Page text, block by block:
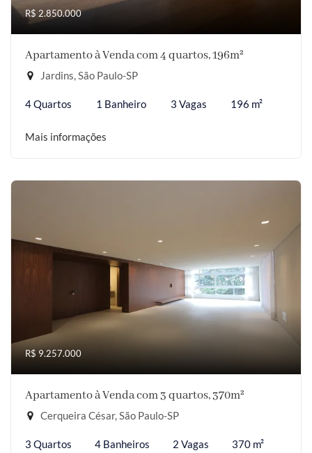
R$ 2.850.000
Apartamento à Venda com 4 quartos, 196m²
Jardins, São Paulo-SP
4 Quartos 1 Banheiro 3 Vagas 196 m²
Mais informações
R$ 9.257.000
Apartamento à Venda com 3 quartos, 370m²
Cerqueira César, São Paulo-SP
3 Quartos 4 Banheiros 2 Vagas 370 m²